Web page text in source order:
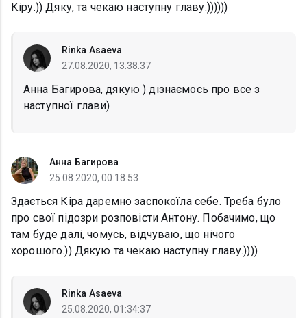
Кіру.)) Дяку, та чекаю наступну главу.))))))
Rinka Asaeva
27.08.2020, 13:38:37
Анна Багирова, дякую ) дізнаємось про все з
наступної глави)
Анна Багирова
25.08.2020, 00:18:53
Здається Кіра даремно заспокоїла себе. Треба було
про свої підозри розповісти Антону. Побачимо, що
там буде далі, чомусь, відчуваю, що нічого
хорошого.)) Дякую та чекаю наступну главу.))))
Rinka Asaeva
25.08.2020, 01:34:37